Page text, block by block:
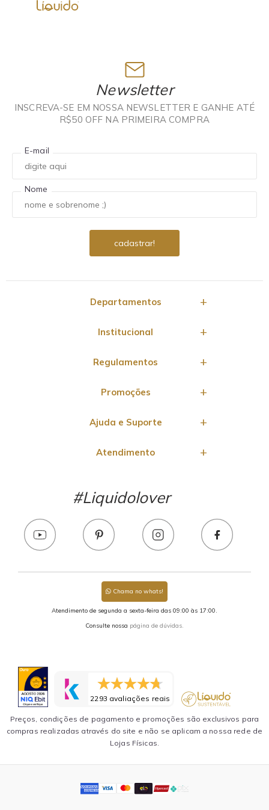
Newsletter
INSCREVA-SE EM NOSSA NEWSLETTER E GANHE ATÉ
R$50 OFF NA PRIMEIRA COMPRA
E-mail
Nome
Departamentos
Institucional
Regulamentos
Promoções
Ajuda e Suporte
Atendimento
#Liquidolover
Chama no whats!
Atendimento de segunda a sexta-feira das 09:00 às 17:00.
Consulte nossa página de dúvidas.
2293 avaliações reais
Preços, condições de pagamento e promoções são exclusivos para
compras realizadas através do site e não se aplicam a nossa rede de
Lojas Físicas.